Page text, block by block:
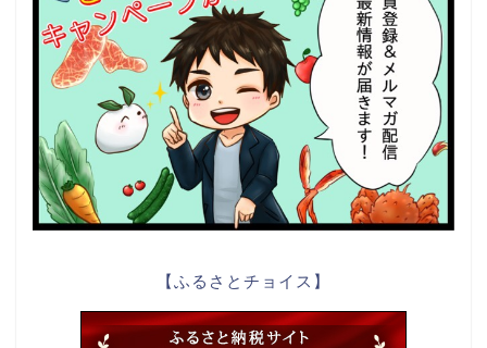
【ふるさとチョイス】